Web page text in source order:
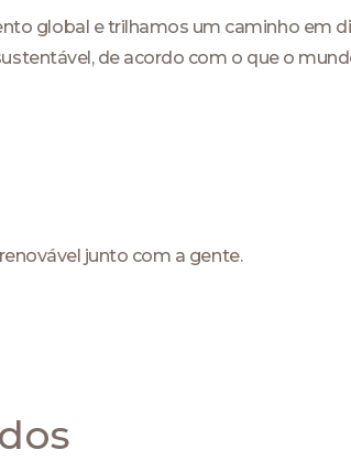
global e trilhamos um caminho em
de acordo com o que o
junto com a gente.